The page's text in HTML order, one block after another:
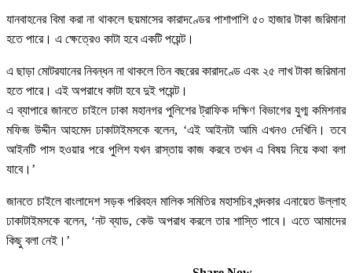
যানবাহনের বিমা করা না থাকলে ছয়মাসের কারাদণ্ডের পাশাপাশি ৫০ হাজার টাকা জরিমানা
হতে পারে। এ ক্ষেত্রেও কাটা হবে একটি পয়েন্ট।
এ ছাড়া মোটরযানের নিবন্ধন না থাকলে তিন বছরের কারাদণ্ডে এবং ২৫ লাখ টাকা জরিমানা
হতে পারে। এই অপরাধে কাটা হবে দুই পয়েন্ট।
এ ব্যাপারে জানতে চাইলে ঢাকা মহানগর পুলিশের ট্রাফিক দক্ষিণ বিভাগের যুগ্ম কমিশনার
মফিজ উদ্দীন আহমেদ ঢাকাটাইমসকে বলেন, ‘এই আইনটা আমি এখনও দেখিনি। তবে
আইনটি পাস হওয়ার পরে পুলিশ যখন রাস্তায় কাজ করবে তখন এ বিষয় নিয়ে কথা বলা
যাবে।’
জানতে চাইলে বাংলাদেশ সড়ক পরিবহন মালিক সমিতির মহাসচিব খন্দকার এনায়েত উল্লাহ
ঢাকাটাইমসকে বলেন, ‘নট ব্যাড, কেউ অপরাধ করলে তার শাস্তি পাবে। এতে আমাদের
কিছু বলা নেই।’